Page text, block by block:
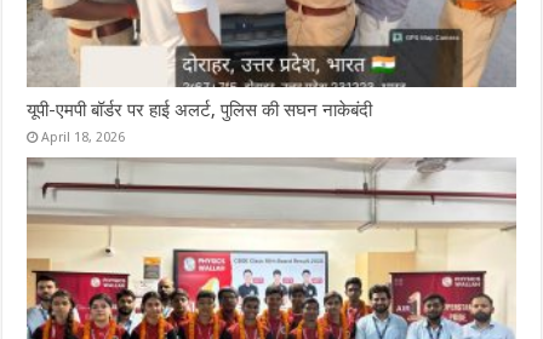
यूपी-एमपी बॉर्डर पर हाई अलर्ट, पुलिस की सघन नाकेबंदी
April 18, 2026